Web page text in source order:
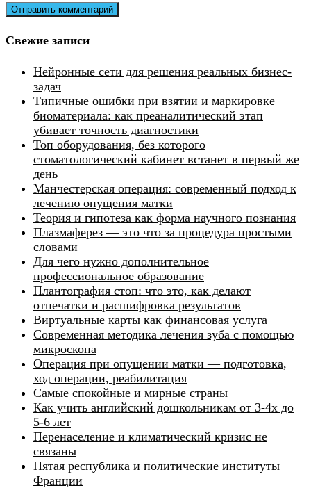
Свежие записи
Нейронные сети для решения реальных бизнес-
задач
Типичные ошибки при взятии и маркировке
биоматериала: как преаналитический этап
убивает точность диагностики
Топ оборудования, без которого
стоматологический кабинет встанет в первый же
день
Манчестерская операция: современный подход к
лечению опущения матки
Теория и гипотеза как форма научного познания
Плазмаферез — это что за процедура простыми
словами
Для чего нужно дополнительное
профессиональное образование
Плантография стоп: что это, как делают
отпечатки и расшифровка результатов
Виртуальные карты как финансовая услуга
Современная методика лечения зуба с помощью
микроскопа
Операция при опущении матки — подготовка,
ход операции, реабилитация
Самые спокойные и мирные страны
Как учить английский дошкольникам от 3-4х до
5-6 лет
Перенаселение и климатический кризис не
связаны
Пятая республика и политические институты
Франции